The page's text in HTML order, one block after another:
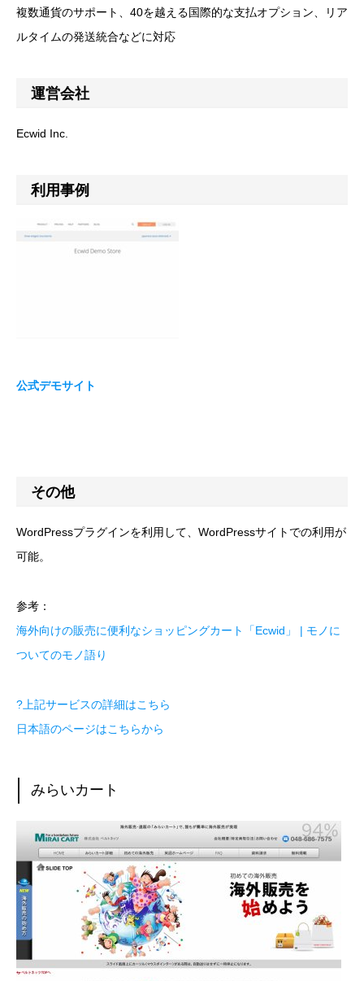
複数通貨のサポート、40を越える国際的な支払オプション、リア
ルタイムの発送統合などに対応
運営会社
Ecwid Inc.
利用事例
公式デモサイト
その他
WordPressプラグインを利用して、WordPressサイトでの利用が
可能。
参考：
海外向けの販売に便利なショッピングカート「Ecwid」 | モノに
ついてのモノ語り
?上記サービスの詳細はこちら
日本語のページはこちらから
みらいカート